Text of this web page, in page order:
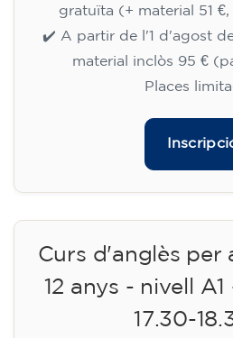
gratuïta (+ material 51
✔️ A partir de l'1 d'agost
material inclòs 95 €
Places
Curs d'anglès per
12 anys - nivell A1
17.30-